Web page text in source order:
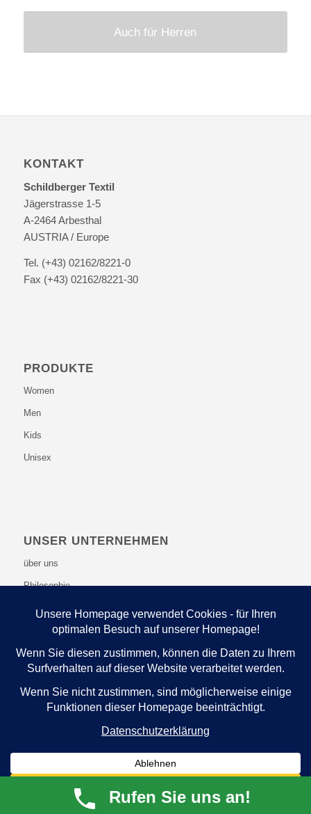
Auch für Herren
KONTAKT
Schildberger Textil
Jägerstrasse 1-5
A-2464 Arbesthal
AUSTRIA / Europe
Tel. (+43) 02162/8221-0
Fax (+43) 02162/8221-30
PRODUKTE
Women
Men
Kids
Unisex
UNSER UNTERNEHMEN
über uns
Philosophie
WEITERE INFOS
Datenschutzerklärung
Impressum
© Copyright - Schildberger TextilRufen Sie uns an!